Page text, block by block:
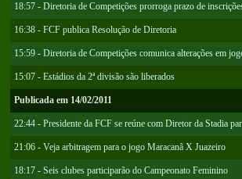
18:57 - Diretoria de Competições prorroga prazo de
16:38 - FCF publica Resolução de Diretoria
15:59 - Diretoria de Competições comunica alterações em
15:07 - Estádios da 2ª divisão são liberados
Publicada em 14/02/2011
22:44 - Presidente da FCF se reúne com Diretor da Stadia
21:06 - Veja arbitragem para o jogo Maracanã X Juazeiro
18:17 - Seis clubes participarão do Campeonato Feminino